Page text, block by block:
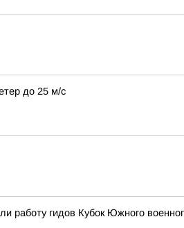
до 25 м/с
гидов Кубок Южного